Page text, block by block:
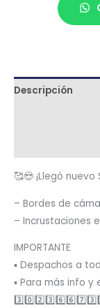
Descripción
🥰😍 ¡Llegó
– Bordes de
– Incrustaciones
IMPORTANTE
▪️ Despachos a
▪️ Para más info y